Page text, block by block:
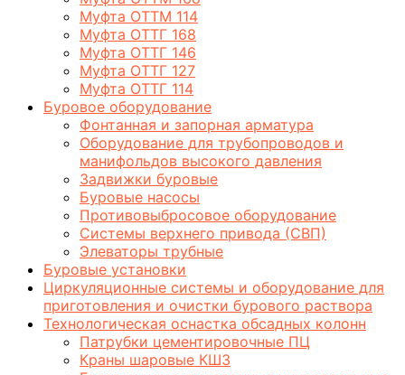
Муфта ОТТМ 114
Муфта ОТТГ 168
Муфта ОТТГ 146
Муфта ОТТГ 127
Муфта ОТТГ 114
Буровое оборудование
Фонтанная и запорная арматура
Оборудование для трубопроводов и
манифольдов высокого давления
Задвижки буровые
Буровые насосы
Противовыбросовое оборудование
Системы верхнего привода (СВП)
Элеваторы трубные
Буровые установки
Циркуляционные системы и оборудование для
приготовления и очистки бурового раствора
Технологическая оснастка обсадных колонн
Патрубки цементировочные ПЦ
Краны шаровые КШЗ